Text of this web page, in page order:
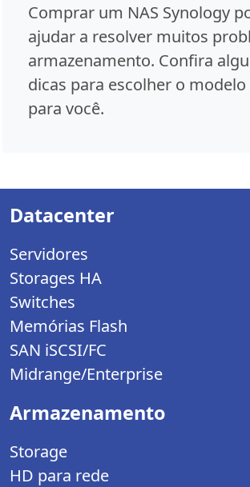
Comprar um NAS Synology
ajudar a resolver muitos
armazenamento. Confira
dicas para escolher o
para você.
Datacenter
Servidores
Storages HA
Switches
Memórias Flash
SAN iSCSI/FC
Midrange/Enterprise
Armazenamento
Storage
HD para rede